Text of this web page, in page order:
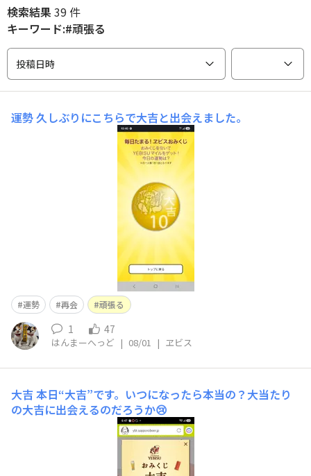
検索結果39 件
キーワード:#頑張る
投稿日時
運勢久しぶりにこちらで大吉と出会えました。
運勢 再会 頑張る
1 47
はんまーへっど | 08/01 | ヱビス
大吉本日“大吉”です。いつになったら本当の？大当たり
の大吉に出会えるのだろうか😢